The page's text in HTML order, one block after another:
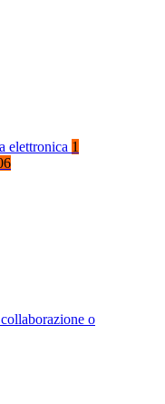
elettronica 1
o